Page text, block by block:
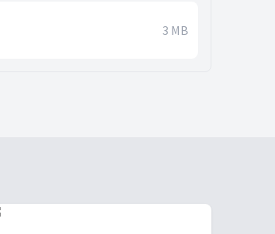
3 MB